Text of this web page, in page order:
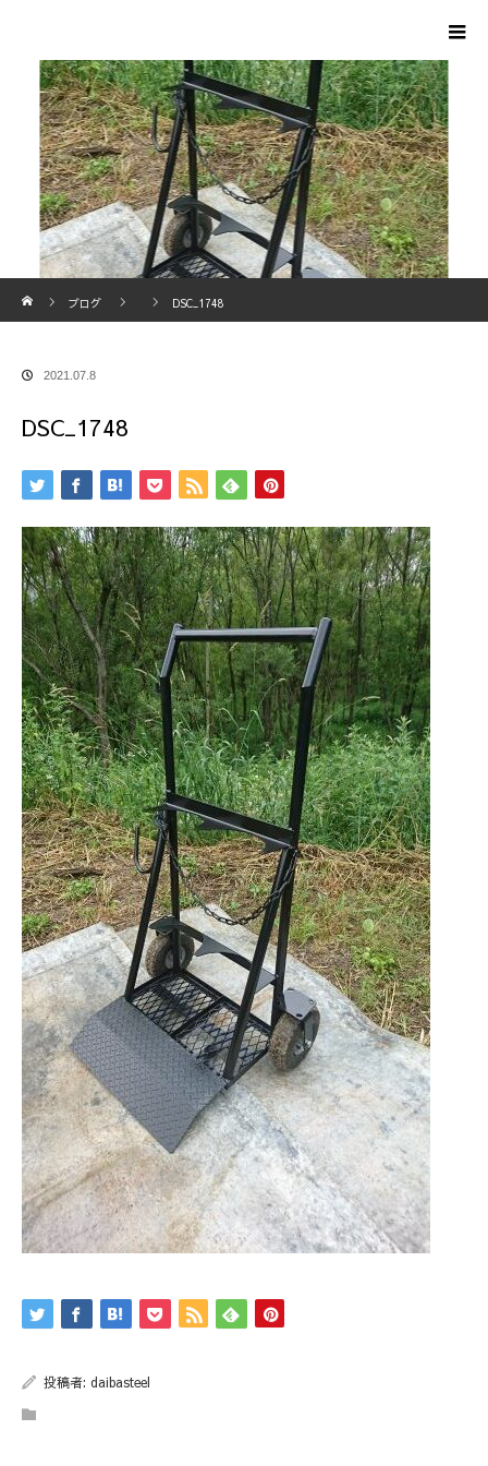
ブログ
DSC_1748
2021.07.8
DSC_1748
投稿者: daibasteel